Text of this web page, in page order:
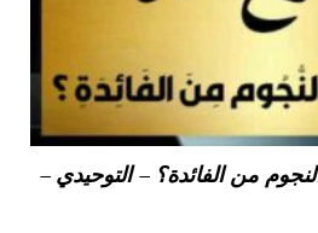
من الفائدة؟ – التوحيدي –